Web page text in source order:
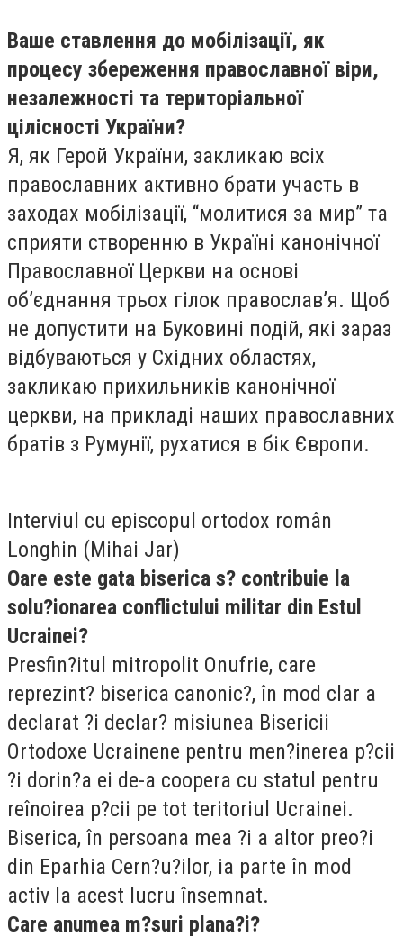
Ваше ставлення до мобілізації, як
процесу збереження православної віри,
незалежності та територіальної
цілісності України?
Я, як Герой України, закликаю всіх
православних активно брати участь в
заходах мобілізації, “молитися за мир” та
сприяти створенню в Україні канонічної
Православної Церкви на основі
об’єднання трьох гілок православ’я. Щоб
не допустити на Буковині подій, які зараз
відбуваються у Східних областях,
закликаю прихильників канонічної
церкви, на прикладі наших православних
братів з Румунії, рухатися в бік Європи.
Interviul cu episcopul ortodox român
Longhin (Mihai Jar)
Oare este gata biserica s? contribuie la
solu?ionarea conflictului militar din Estul
Ucrainei?
Presfin?itul mitropolit Onufrie, care
reprezint? biserica canonic?, în mod clar a
declarat ?i declar? misiunea Bisericii
Ortodoxe Ucrainene pentru men?inerea p?cii
?i dorin?a ei de-a coopera cu statul pentru
reînoirea p?cii pe tot teritoriul Ucrainei.
Biserica, în persoana mea ?i a altor preo?i
din Eparhia Cern?u?ilor, ia parte în mod
activ la acest lucru însemnat.
Care anumea m?suri plana?i?